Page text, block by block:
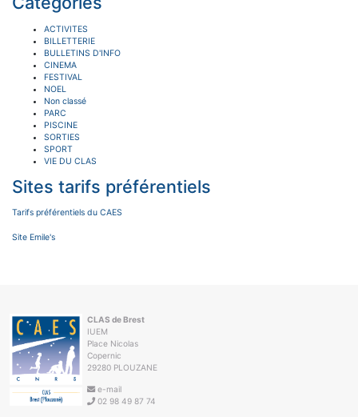
ACTIVITES
BILLETTERIE
BULLETINS D'INFO
CINEMA
FESTIVAL
NOEL
Non classé
PARC
PISCINE
SORTIES
SPORT
VIE DU CLAS
Sites tarifs préférentiels
Tarifs préférentiels du CAES
Site Emile's
CLAS de Brest
IUEM
Place Nicolas
Copernic
29280 PLOUZANE
e-mail
02 98 49 87 74